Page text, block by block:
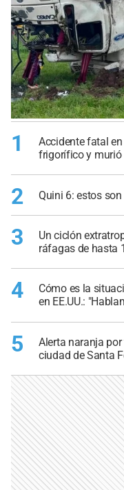
1
Accidente fatal
frigorífico y murió
2 Quini 6: estos
3
Un ciclón
ráfagas de hasta
4
Cómo es la
en EE.UU.:
5
Alerta naranja
ciudad de Santa